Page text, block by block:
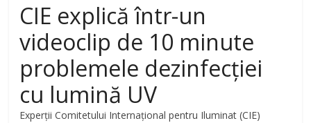
CIE explică într-un
videoclip de 10 minute
problemele dezinfecției
cu lumină UV
Experții Comitetului Internațional pentru Iluminat (CIE)